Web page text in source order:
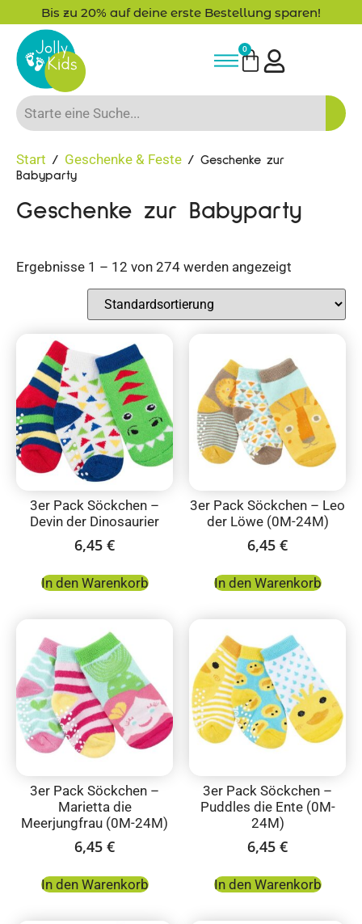
Bis zu 20% auf deine erste Bestellung sparen!
0
Start / Geschenke & Feste / Geschenke zur
Babyparty
Geschenke zur Babyparty
Ergebnisse 1 – 12 von 274 werden angezeigt
3er Pack Söckchen –
Devin der Dinosaurier
6,45 €
In den Warenkorb
3er Pack Söckchen – Leo
der Löwe (0M-24M)
6,45 €
In den Warenkorb
3er Pack Söckchen –
Marietta die
Meerjungfrau (0M-24M)
6,45 €
In den Warenkorb
3er Pack Söckchen –
Puddles die Ente (0M-
24M)
6,45 €
In den Warenkorb